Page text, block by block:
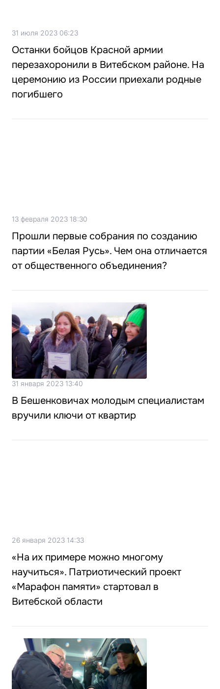
31 июля 2023 06:23
Останки бойцов Красной армии
перезахоронили в Витебском районе. На
церемонию из России приехали родные
погибшего
13 февраля 2023 18:30
Прошли первые собрания по созданию
партии «Белая Русь». Чем она отличается
от общественного объединения?
31 января 2023 13:40
В Бешенковичах молодым специалистам
вручили ключи от квартир
26 января 2023 14:33
«На их примере можно многому
научиться». Патриотический проект
«Марафон памяти» стартовал в
Витебской области